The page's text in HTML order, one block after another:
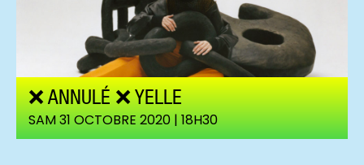
❌ ANNULÉ ❌ YELLE
SAM 31 OCTOBRE 2020 | 18H30